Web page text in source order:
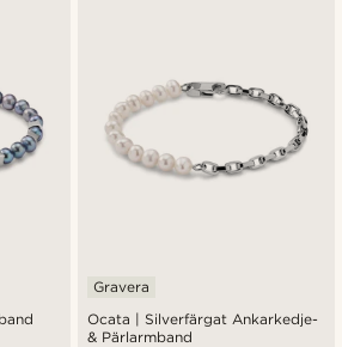
Ocata | Silverfärgat Ankarkedje-
& Pärlarmband
Gravera